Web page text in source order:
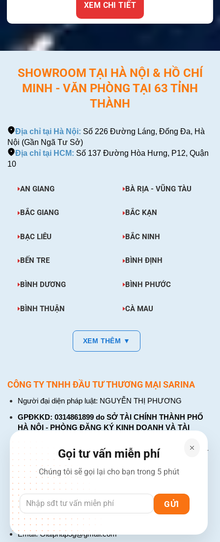
XEM CHI TIẾT
SHOWROOM TẠI HÀ NỘI & HỒ CHÍ
MINH - VĂN PHÒNG TẠI 63 TỈNH
THÀNH
Địa chỉ tại Hà Nội: Số 226 Đường Láng, Đống Đa, Hà
Nội (Gần Ngã Tư Sở)
Địa chỉ tại HCM: Số 137 Đường Hòa Hưng, P12, Quận
10
AN GIANG BÀ RỊA - VŨNG TÀU
BẮC GIANG BẮC KẠN
BẠC LIÊU BẮC NINH
BẾN TRE BÌNH ĐỊNH
BÌNH DƯƠNG BÌNH PHƯỚC
BÌNH THUẬN CÀ MAU
XEM THÊM ▼
CÔNG TY TNHH ĐẦU TƯ THƯƠNG MẠI SARINA
Người đại diện pháp luật: NGUYỄN THỊ PHƯƠNG
GPĐKKD: 0314861899 do SỞ TÀI CHÍNH THÀNH PHỐ
HÀ NỘI - PHÒNG ĐĂNG KÝ KINH DOANH VÀ TÀI
CHÍNH DOANH NGHIỆP cấp. Đăng ký lần đầu: ngày 26
tháng 01 năm 2018. Đăng ký thay đổi lần thứ: 4, ngày 31
tháng 03 năm 2026
226 Đường Láng, Đống Đa, Hà Nội
137 Đường Hòa Hưng, Phường 12, Quận 10, TP. Hồ Chí
Minh
Hotline: 1900 2106 - 0386 001 001
Email:Giaiphap3g@gmail.com
Gọi tư vấn miễn phí
Chúng tôi sẽ gọi lại cho bạn trong 5 phút